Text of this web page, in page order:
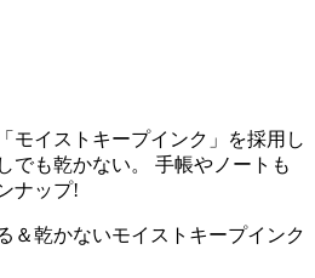
モイストキープインク」を採用し
でも乾かない。 手帳やノートも
ナップ!
＆乾かないモイストキープインク